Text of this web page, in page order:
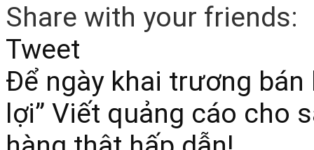
Share with your friends:
Tweet
Để ngày khai trương
lợi” Viết quảng cáo cho